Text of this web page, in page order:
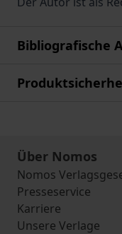
Bibliografische
Über Nomos
Nomos
Presseservice
Karriere
Unsere Verlage